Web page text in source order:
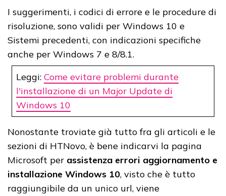
I suggerimenti, i codici di errore e le procedure di
risoluzione, sono validi per Windows 10 e
Sistemi precedenti, con indicazioni specifiche
anche per Windows 7 e 8/8.1.
Leggi: Come evitare problemi durante
l'installazione di un Major Update di
Windows 10
Nonostante troviate già tutto fra gli articoli e le
sezioni di HTNovo, è bene indicarvi la pagina
Microsoft per assistenza errori aggiornamento e
installazione Windows 10, visto che è tutto
raggiungibile da un unico url, viene